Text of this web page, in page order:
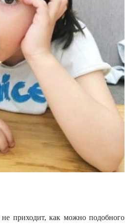
приходит, как можно подобного